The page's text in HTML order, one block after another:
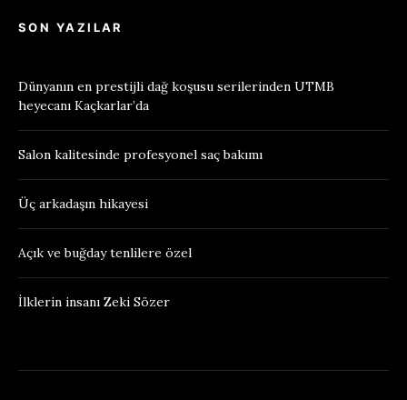
SON YAZILAR
Dünyanın en prestijli dağ koşusu serilerinden UTMB
heyecanı Kaçkarlar’da
Salon kalitesinde profesyonel saç bakımı
Üç arkadaşın hikayesi
Açık ve buğday tenlilere özel
İlklerin insanı Zeki Sözer